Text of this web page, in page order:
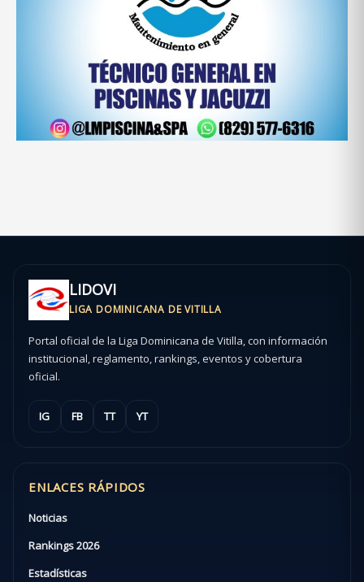
LIDOVI
LIGA DOMINICANA DE VITILLA
Portal oficial de la Liga Dominicana de Vitilla, con información
institucional, reglamento, rankings, eventos y cobertura
oficial.
IG FB TT YT
ENLACES RÁPIDOS
Noticias
Rankings 2026
Estadísticas